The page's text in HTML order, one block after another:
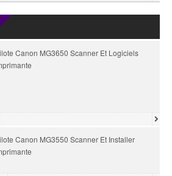
Canon MG3650 Scanner Et Logiciels
Canon MG3550 Scanner Et Installer